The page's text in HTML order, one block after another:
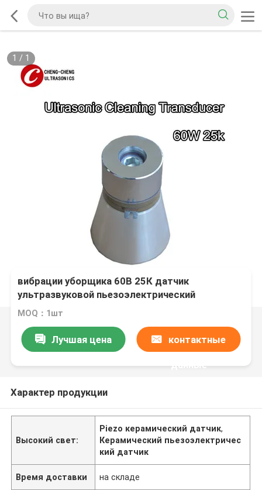
1 / 1
вибрации уборщика 60В 25К датчик
ультразвуковой пьезоэлектрический
MOQ：1шт
Лучшая цена контактные
данные
Характер продукции
Высокий свет:
Piezo керамический датчик,
Керамический пьезоэлектричес
кий датчик
Время доставки на складе